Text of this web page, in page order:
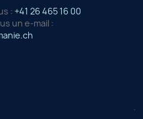
: +41 26 465 16 00
un e-mail :